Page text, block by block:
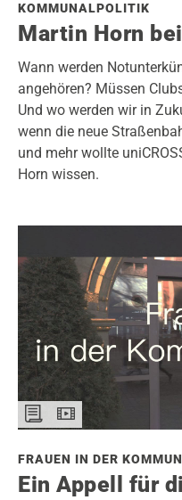
KOMMUNALPOLITIK
Martin Horn
Wann werden
angehören? Müssen
Und wo werden wir in
wenn die neue
und mehr wollte
Horn wissen.
FRAUEN IN DER
Ein Appell für